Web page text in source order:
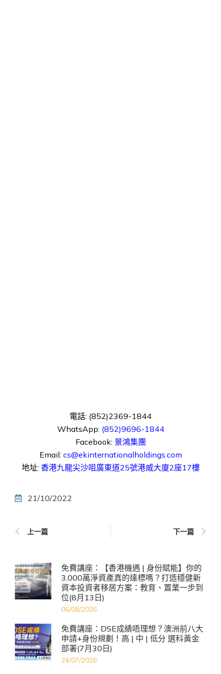
電話: (852)2369-1844
WhatsApp: (852)9696-1844
Facebook: 景鴻集團
Email: cs@ekinternationalholdings.com
地址: 香港九龍尖沙咀廣東道25號港威大廈2座17樓
21/10/2022
上一篇 下一篇
免費講座：【香港機遇 | 身份賦能】你的
3,000萬淨資產真的達標嗎？打造穩健新
資本投資者移居方案：教育、置業一步到
位(8月13日)
06/08/2026
免費講座：DSE成績唔理想？澳洲前八大
申請+身份規劃！高 | 中 | 低分 選科黃金
部署(7月30日)
24/07/2026